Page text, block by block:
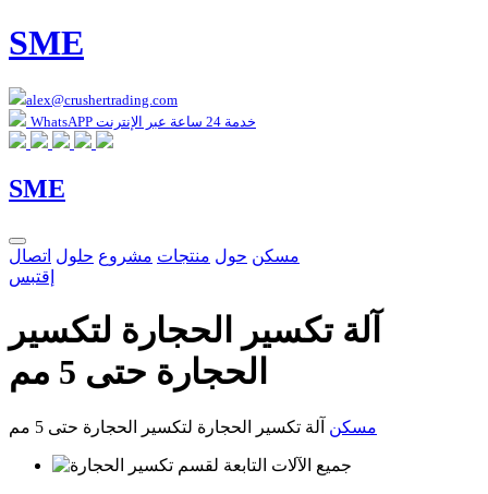
SME
alex@crushertrading.com
WhatsAPP خدمة 24 ساعة عبر الإنترنت
SME
مسكن حول منتجات مشروع حلول اتصال
إقتبس
آلة تكسير الحجارة لتكسير
الحجارة حتى 5 مم
مسكن آلة تكسير الحجارة لتكسير الحجارة حتى 5 مم